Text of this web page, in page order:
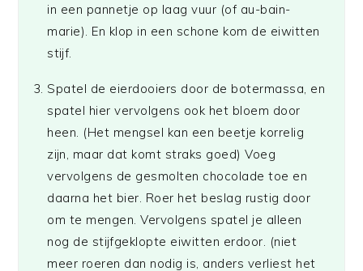
in een pannetje op laag vuur (of au-bain-
marie). En klop in een schone kom de eiwitten
stijf.
Spatel de eierdooiers door de botermassa, en
spatel hier vervolgens ook het bloem door
heen. (Het mengsel kan een beetje korrelig
zijn, maar dat komt straks goed) Voeg
vervolgens de gesmolten chocolade toe en
daarna het bier. Roer het beslag rustig door
om te mengen. Vervolgens spatel je alleen
nog de stijfgeklopte eiwitten erdoor. (niet
meer roeren dan nodig is, anders verliest het